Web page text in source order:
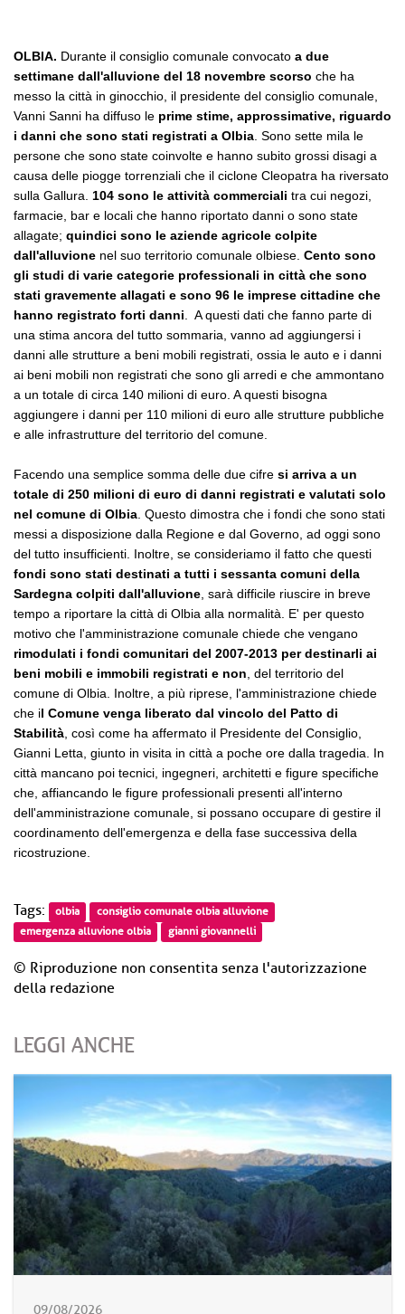
OLBIA. Durante il consiglio comunale convocato a due
settimane dall'alluvione del 18 novembre scorso che ha
messo la città in ginocchio, il presidente del consiglio comunale,
Vanni Sanni ha diffuso le prime stime, approssimative, riguardo
i danni che sono stati registrati a Olbia . Sono sette mila le
persone che sono state coinvolte e hanno subito grossi disagi a
causa delle piogge torrenziali che il ciclone Cleopatra ha riversato
sulla Gallura. 104 sono le attività commerciali tra cui negozi,
farmacie, bar e locali che hanno riportato danni o sono state
allagate; quindici sono le aziende agricole colpite
dall'alluvione nel suo territorio comunale olbiese. Cento sono
gli studi di varie categorie professionali in città che sono
stati gravemente allagati e sono 96 le imprese cittadine che
hanno registrato forti danni . A questi dati che fanno parte di
una stima ancora del tutto sommaria, vanno ad aggiungersi i
danni alle strutture a beni mobili registrati, ossia le auto e i danni
ai beni mobili non registrati che sono gli arredi e che ammontano
a un totale di circa 140 milioni di euro. A questi bisogna
aggiungere i danni per 110 milioni di euro alle strutture pubbliche
e alle infrastrutture del territorio del comune.
Facendo una semplice somma delle due cifre si arriva a un
totale di 250 milioni di euro di danni registrati e valutati solo
nel comune di Olbia . Questo dimostra che i fondi che sono stati
messi a disposizione dalla Regione e dal Governo, ad oggi sono
del tutto insufficienti. Inoltre, se consideriamo il fatto che questi
fondi sono stati destinati a tutti i sessanta comuni della
Sardegna colpiti dall'alluvione , sarà difficile riuscire in breve
tempo a riportare la città di Olbia alla normalità. E' per questo
motivo che l'amministrazione comunale chiede che vengano
rimodulati i fondi comunitari del 2007-2013 per destinarli ai
beni mobili e immobili registrati e non , del territorio del
comune di Olbia. Inoltre, a più riprese, l'amministrazione chiede
che il Comune venga liberato dal vincolo del Patto di
Stabilità , così come ha affermato il Presidente del Consiglio,
Gianni Letta, giunto in visita in città a poche ore dalla tragedia. In
città mancano poi tecnici, ingegneri, architetti e figure specifiche
che, affiancando le figure professionali presenti all'interno
dell'amministrazione comunale, si possano occupare di gestire il
coordinamento dell'emergenza e della fase successiva della
ricostruzione.
Tags: olbia
consiglio comunale olbia alluvione
emergenza alluvione olbia
gianni giovannelli
© Riproduzione non consentita senza l'autorizzazione
della redazione
LEGGI ANCHE
09/08/2026